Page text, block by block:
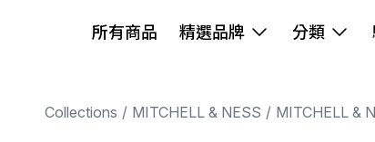
所有商品 精選品牌 分類
Collections MITCHELL & NESS MITCHELL &